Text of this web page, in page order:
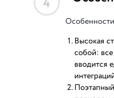
4
Высокая
собой:
вводится